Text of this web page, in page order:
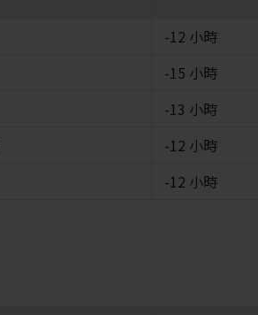
-12 小時
-15 小時
-13 小時
-12 小時
-12 小時